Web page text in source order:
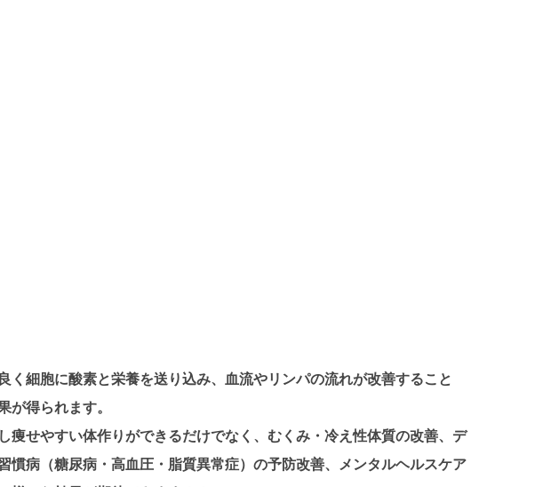
く細胞に酸素と栄養を送り込み、血流やリンパの流れが改善すること
が得られます。
痩せやすい体作りができるだけでなく、むくみ・冷え性体質の改善、デ
慣病（糖尿病・高血圧・脂質異常症）の予防改善、メンタルヘルスケア